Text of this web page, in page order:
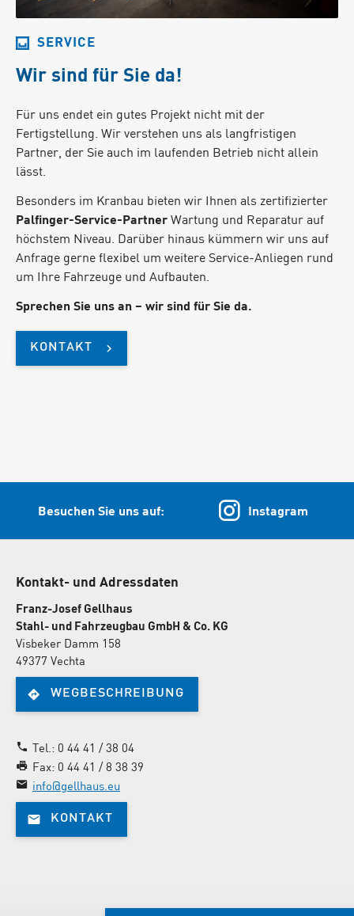
SERVICE
Wir sind für Sie da!
Für uns endet ein gutes Projekt nicht mit der
Fertigstellung. Wir verstehen uns als langfristigen
Partner, der Sie auch im laufenden Betrieb nicht allein
lässt.
Besonders im Kranbau bieten wir Ihnen als zertifizierter
Palfinger-Service-Partner Wartung und Reparatur auf
höchstem Niveau. Darüber hinaus kümmern wir uns auf
Anfrage gerne flexibel um weitere Service-Anliegen rund
um Ihre Fahrzeuge und Aufbauten.
Sprechen Sie uns an – wir sind für Sie da.
KONTAKT
Besuchen Sie uns auf: Instagram
Kontakt- und Adressdaten
Franz-Josef Gellhaus
Stahl- und Fahrzeugbau GmbH & Co. KG
Visbeker Damm 158
49377 Vechta
WEGBESCHREIBUNG
Tel.: 0 44 41 / 38 04
Fax: 0 44 41 / 8 38 39
info@gellhaus.eu
KONTAKT